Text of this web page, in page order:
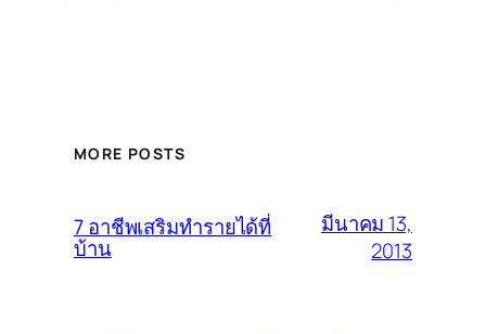
MORE POSTS
7 อาชีพเสริมทำรายได้ที่
บ้าน
มีนาคม 13,
2013